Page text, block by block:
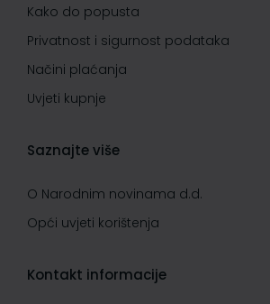
Kako do popusta
Privatnost i sigurnost podataka
Načini plaćanja
Uvjeti kupnje
Saznajte više
O Narodnim novinama d.d.
Opći uvjeti korištenja
Kontakt informacije